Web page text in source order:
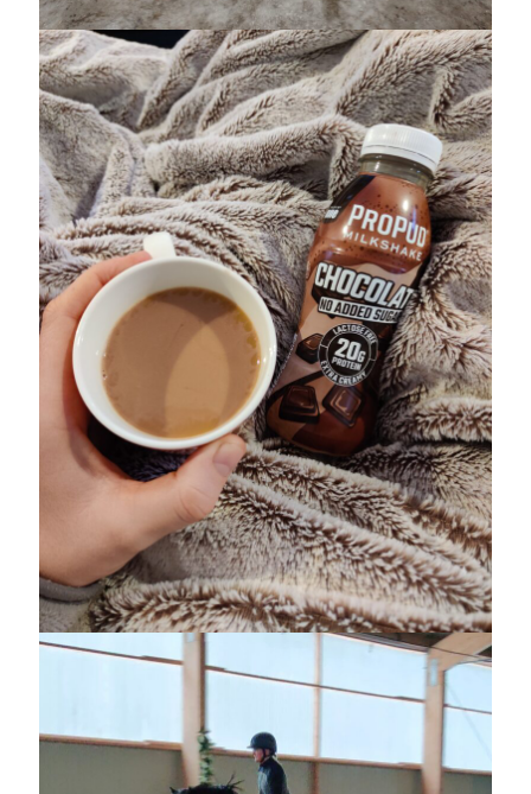
september 2025
augusti 2025
juli 2025
juni 2025
maj 2025
april 2025
mars 2025
februari 2025
januari 2025
december 2024
november 2024
oktober 2024
september 2024
augusti 2024
juli 2024
juni 2024
maj 2024
februari 2024
januari 2024
december 2023
november 2023
oktober 2023
juli 2023